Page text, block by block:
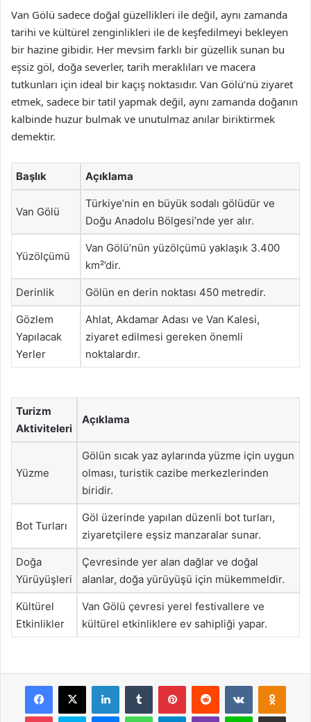
Van Gölü sadece doğal güzellikleri ile değil, aynı zamanda
tarihi ve kültürel zenginlikleri ile de keşfedilmeyi bekleyen
bir hazine gibidir. Her mevsim farklı bir güzellik sunan bu
eşsiz göl, doğa severler, tarih meraklıları ve macera
tutkunları için ideal bir kaçış noktasıdır. Van Gölü’nü ziyaret
etmek, sadece bir tatil yapmak değil, aynı zamanda doğanın
kalbinde huzur bulmak ve unutulmaz anılar biriktirmek
demektir.
Başlık Açıklama
Van Gölü
Türkiye’nin en büyük sodalı gölüdür ve
Doğu Anadolu Bölgesi’nde yer alır.
Yüzölçümü
Van Gölü’nün yüzölçümü yaklaşık 3.400
km²’dir.
Derinlik Gölün en derin noktası 450 metredir.
Gözlem
Yapılacak
Yerler
Ahlat, Akdamar Adası ve Van Kalesi,
ziyaret edilmesi gereken önemli
noktalardır.
Turizm
Aktiviteleri
Açıklama
Yüzme
Gölün sıcak yaz aylarında yüzme için uygun
olması, turistik cazibe merkezlerinden
biridir.
Bot Turları
Göl üzerinde yapılan düzenli bot turları,
ziyaretçilere eşsiz manzaralar sunar.
Doğa
Yürüyüşleri
Çevresinde yer alan dağlar ve doğal
alanlar, doğa yürüyüşü için mükemmeldir.
Kültürel
Etkinlikler
Van Gölü çevresi yerel festivallere ve
kültürel etkinliklere ev sahipliği yapar.
Facebook
X LinkedInTumblr PinterestReddit VKontakte
Pocket Skype MessengerWhatsAppTelegramViber Line E-Posta ile